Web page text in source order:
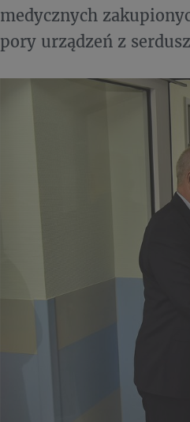
medycznych
pory urządzeń z